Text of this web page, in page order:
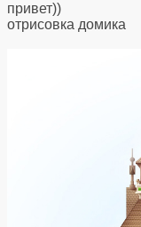
привет))
отрисовка домика